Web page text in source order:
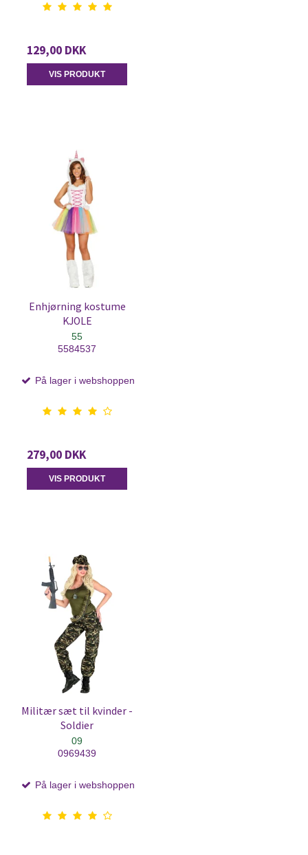
129,00 DKK
VIS PRODUKT
Enhjørning kostume
KJOLE
55
5584537
På lager i webshoppen
279,00 DKK
VIS PRODUKT
Militær sæt til kvinder -
Soldier
09
0969439
På lager i webshoppen